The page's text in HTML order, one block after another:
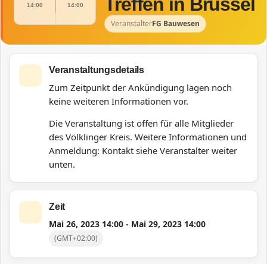
14:00
14:00
VeranstalterFG Bauwesen
Veranstaltungsdetails
Zum Zeitpunkt der Ankündigung lagen noch
keine weiteren Informationen vor.
Die Veranstaltung ist offen für alle Mitglieder
des Völklinger Kreis. Weitere Informationen und
Anmeldung: Kontakt siehe Veranstalter weiter
unten.
Zeit
Mai 26, 2023 14:00 - Mai 29, 2023 14:00
(GMT+02:00)